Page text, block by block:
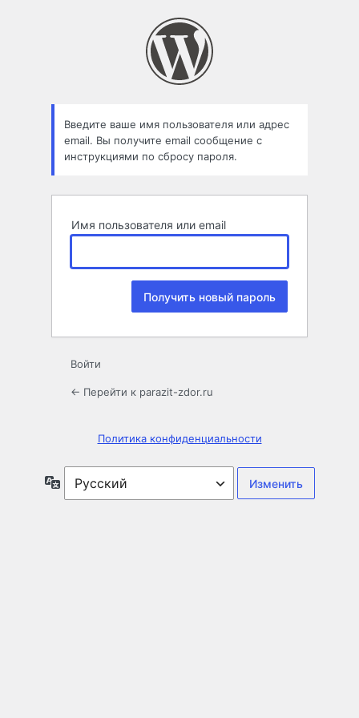
Введите ваше имя пользователя или адрес
email. Вы получите email сообщение с
инструкциями по сбросу пароля.
Имя пользователя или email
Войти
← Перейти к parazit-zdor.ru
Политика конфиденциальности
Язык